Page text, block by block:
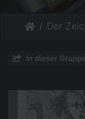
Der
In dieser